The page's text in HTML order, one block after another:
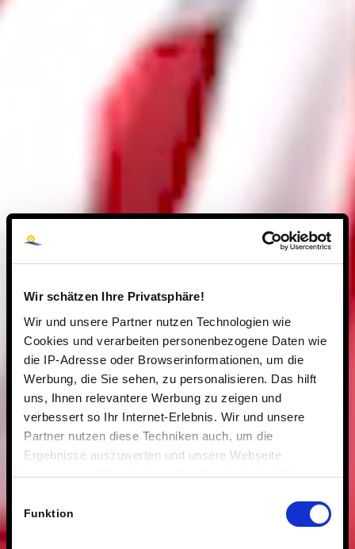
Wir schätzen Ihre Privatsphäre!
Wir und unsere Partner nutzen Technologien wie
Cookies und verarbeiten personenbezogene Daten wie
die IP-Adresse oder Browserinformationen, um die
Werbung, die Sie sehen, zu personalisieren. Das hilft
uns, Ihnen relevantere Werbung zu zeigen und
verbessert so Ihr Internet-Erlebnis. Wir und unsere
Partner nutzen diese Techniken auch, um die
Ergebnisse auszuwerten und unsere Webseite
anzupassen. Wir schätzen Ihre Privatsphäre. Daher
Technologien.
Funktion